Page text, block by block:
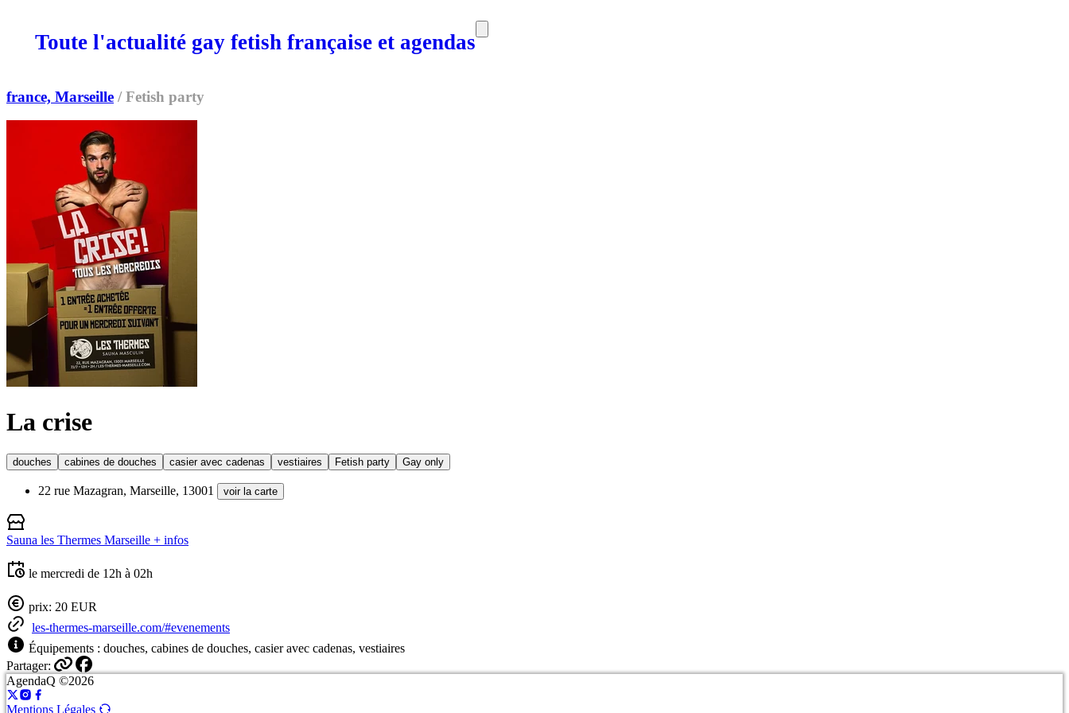
Toute l'actualité gay fetish française et agendas
france, Marseille / Fetish party
La crise
douches cabines de douches casier avec cadenas vestiaires Fetish party Gay only
22 rue Mazagran, Marseille, 13001 voir la carte
Sauna les Thermes Marseille + infos
le mercredi de 12h à 02h
prix: 20 EUR
les-thermes-marseille.com/#evenements
Équipements : douches, cabines de douches, casier avec cadenas, vestiaires
Partager:
AgendaQ ©2026
Mentions Légales